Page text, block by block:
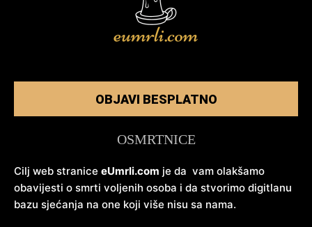
OBJAVI BESPLATNO
OSMRTNICE
Cilj web stranice eUmrli.com je da vam olakšamo
obavijesti o smrti voljenih osoba i da stvorimo digitlanu
bazu sjećanja na one koji više nisu sa nama.